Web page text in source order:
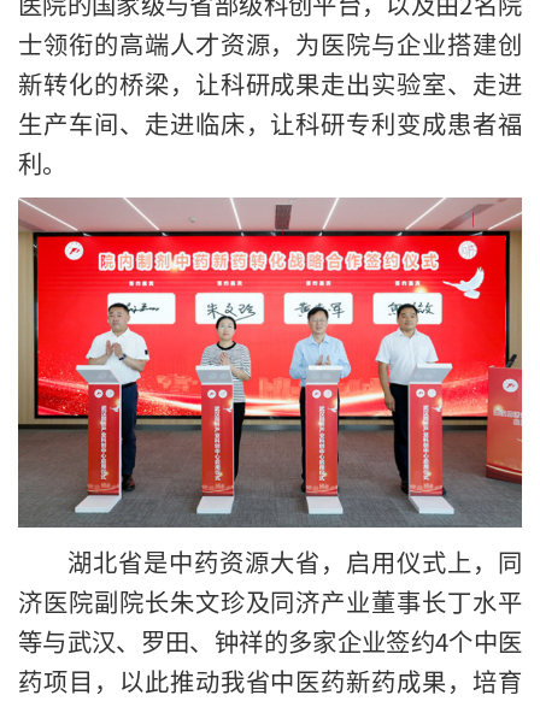
士领衔的高端人才资源，为医院与企业搭建创
新转化的桥梁，让科研成果走出实验室、走进
生产车间、走进临床，让科研专利变成患者福
利。
湖北省是中药资源大省，启用仪式上，同
济医院副院长朱文珍及同济产业董事长丁水平
等与武汉、罗田、钟祥的多家企业签约4个中医
药项目，以此推动我省中医药新药成果，培育